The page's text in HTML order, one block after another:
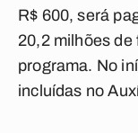
R$ 600, será
20,2 milhões
programa. No
incluídas no